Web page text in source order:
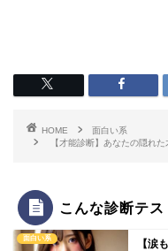
HOME
面白い系
【才能診断】あなたの隠れ
こんな診断テス
面白い系
【涙